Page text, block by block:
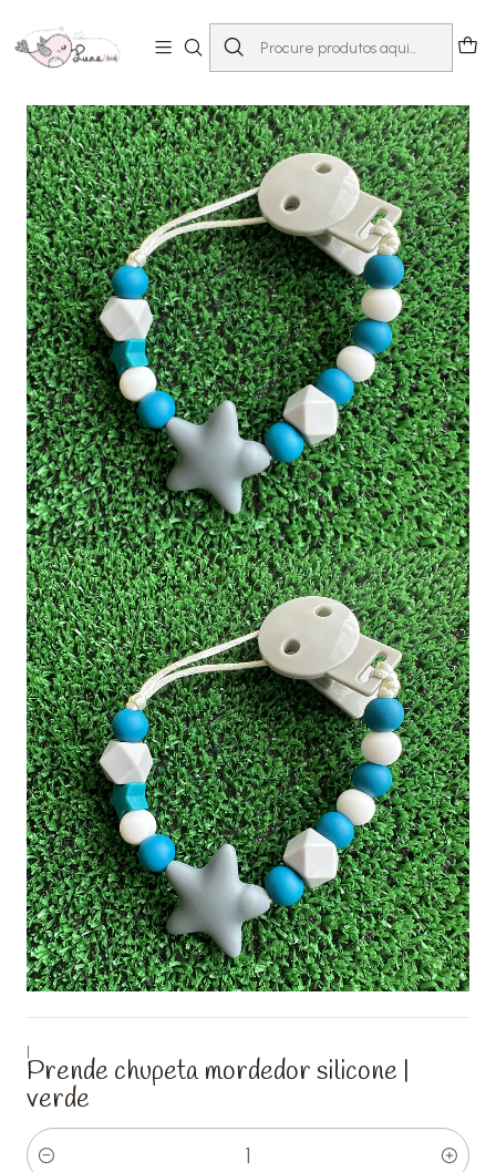
Acessórios
Prende-chupeta
Prende chupeta mordedor silicone | verde
|
Prende chupeta mordedor silicone |
verde